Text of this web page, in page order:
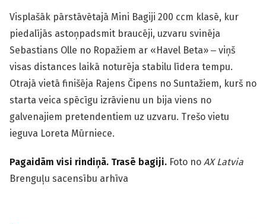
Visplašāk pārstāvētajā Mini Bagiji 200 ccm klasē, kur
piedalījās astoņpadsmit braucēji, uzvaru svinēja
Sebastians Olle no Ropažiem ar «Havel Beta» ‒ viņš
visas distances laikā noturēja stabilu līdera tempu.
Otrajā vietā finišēja Rajens Čipens no Suntažiem, kurš no
starta veica spēcīgu izrāvienu un bija viens no
galvenajiem pretendentiem uz uzvaru. Trešo vietu
ieguva Loreta Mūrniece.
Pagaidām visi rindiņā. Trasē bagiji. Foto no AX Latvia
Brenguļu sacensību arhīva